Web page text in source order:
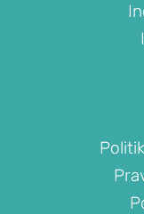
(okoštavanje